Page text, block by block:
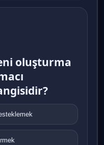
oluşturma